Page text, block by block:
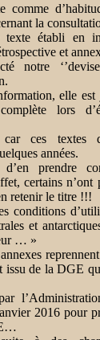
comme
la
établi en
et
notre
elle
lors
ces textes
années.
prendre
certains n’ont
retenir le titre !!!
conditions
et
… »
issu de la DGE
2016 pour